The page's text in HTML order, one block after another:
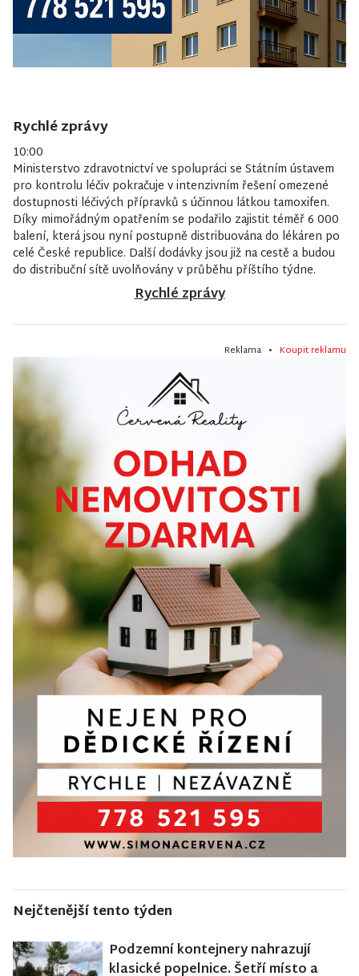
Rychlé zprávy
10:00
Ministerstvo zdravotnictví ve spolupráci se Státním ústavem
pro kontrolu léčiv pokračuje v intenzivním řešení omezené
dostupnosti léčivých přípravků s účinnou látkou tamoxifen.
Díky mimořádným opatřením se podařilo zajistit téměř 6 000
balení, která jsou nyní postupně distribuována do lékáren po
celé České republice. Další dodávky jsou již na cestě a budou
do distribuční sítě uvolňovány v průběhu příštího týdne.
Rychlé zprávy
Reklama • Koupit reklamu
Nejčtenější tento týden
Podzemní kontejnery nahrazují
klasické popelnice. Šetří místo a